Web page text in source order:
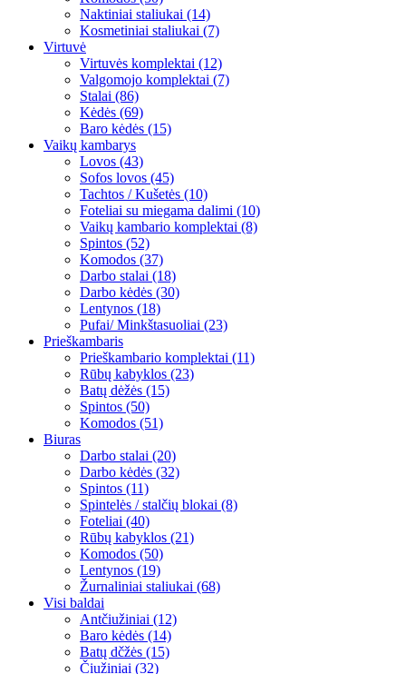
Naktiniai staliukai (14)
Kosmetiniai staliukai (7)
Virtuvė
Virtuvės komplektai (12)
Valgomojo komplektai (7)
Stalai (86)
Kėdės (69)
Baro kėdės (15)
Vaikų kambarys
Lovos (43)
Sofos lovos (45)
Tachtos / Kušetės (10)
Foteliai su miegama dalimi (10)
Vaikų kambario komplektai (8)
Spintos (52)
Komodos (37)
Darbo stalai (18)
Darbo kėdės (30)
Lentynos (18)
Pufai/ Minkštasuoliai (23)
Prieškambaris
Prieškambario komplektai (11)
Rūbų kabyklos (23)
Batų dėžės (15)
Spintos (50)
Komodos (51)
Biuras
Darbo stalai (20)
Darbo kėdės (32)
Spintos (11)
Spintelės / stalčių blokai (8)
Foteliai (40)
Rūbų kabyklos (21)
Komodos (50)
Lentynos (19)
Žurnaliniai staliukai (68)
Visi baldai
Antčiužiniai (12)
Baro kėdės (14)
Batų dčžės (15)
Čiužiniai (32)